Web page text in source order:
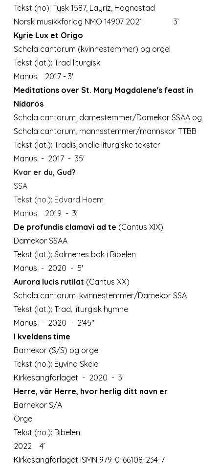
Tekst (no): Tysk 1587, Layriz, Hognestad
Norsk musikkforlag NMO 14907 2021 3’
Kyrie Lux et Origo
Schola cantorum (kvinnestemmer) og orgel
Tekst (lat.): Trad liturgisk
Manus 2017 - 3'
Meditations over St. Mary Magdalene's feast in
Nidaros
Schola cantorum, damestemmer/Damekor SSAA og
Schola cantorum, mannsstemmer/mannskor TTBB
Tekst (lat.): Tradisjonelle liturgiske tekster
Manus - 2017 - 35'
Kvar er du, Gud?
SSA
Tekst (no.): Edvard Hoem
Manus 2019 - 3'
De profundis clamavi ad te (Cantus XIX)
Damekor SSAA
Tekst (lat.): Salmenes bok i Bibelen
Manus - 2020 - 5'
Aurora lucis rutilat (Cantus XX)
Schola cantorum, kvinnestemmer/Damekor SSA
Tekst (lat.): Trad. liturgisk hymne
Manus - 2020 - 2'45''
I kveldens time
Barnekor (S/S) og orgel
Tekst (no.): Eyvind Skeie
Kirkesangforlaget - 2020 - 3'
Herre, vår Herre, hvor herlig ditt navn er
Barnekor S/A
Orgel
Tekst (no.): Bibelen
2022 4’
Kirkesangforlaget ISMN 979-0-66108-234-7